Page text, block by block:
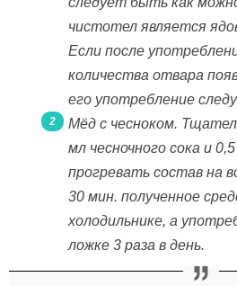
чистотел является
Если после
количества отвара
его употребление
Мёд с чесноком.
мл чесночного сока и
прогревать состав на
30 мин. полученное
холодильнике, а
ложке 3 раза в день.